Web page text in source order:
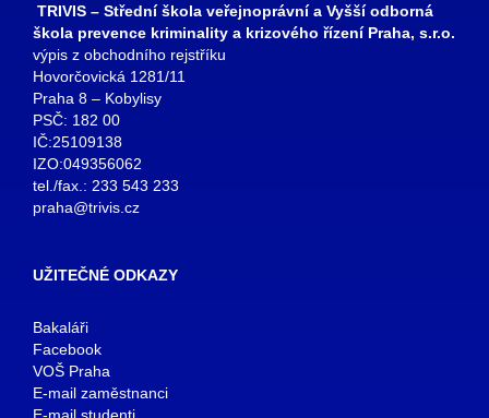
TRIVIS – Střední škola veřejnoprávní a Vyšší odborná
škola prevence kriminality a krizového řízení Praha, s.r.o.
výpis z obchodního rejstříku
Hovorčovická 1281/11
Praha 8 – Kobylisy
PSČ: 182 00
IČ:25109138
IZO:049356062
tel./fax.: 233 543 233
praha@trivis.cz
UŽITEČNÉ ODKAZY
Bakaláři
Facebook
VOŠ Praha
E-mail zaměstnanci
E-mail studenti